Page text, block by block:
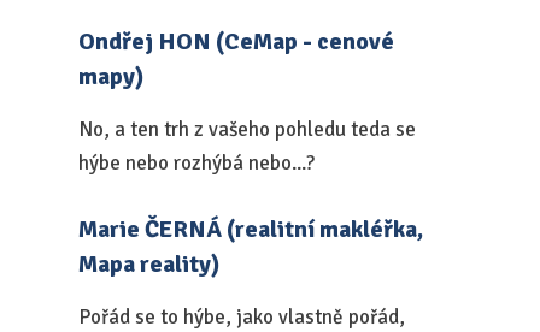
Ondřej HON (CeMap - cenové
mapy)
No, a ten trh z vašeho pohledu teda se
hýbe nebo rozhýbá nebo...?
Marie ČERNÁ (realitní makléřka,
Mapa reality)
Pořád se to hýbe, jako vlastně pořád,